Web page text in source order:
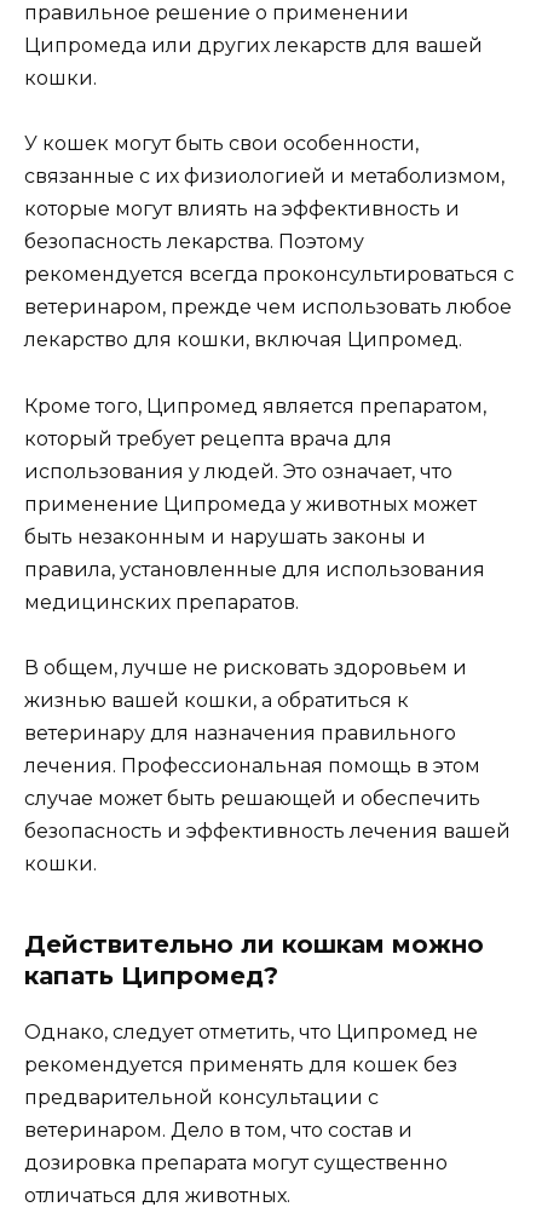
правильное решение о применении
Ципромеда или других лекарств для вашей
кошки.
У кошек могут быть свои особенности,
связанные с их физиологией и метаболизмом,
которые могут влиять на эффективность и
безопасность лекарства. Поэтому
рекомендуется всегда проконсультироваться с
ветеринаром, прежде чем использовать любое
лекарство для кошки, включая Ципромед.
Кроме того, Ципромед является препаратом,
который требует рецепта врача для
использования у людей. Это означает, что
применение Ципромеда у животных может
быть незаконным и нарушать законы и
правила, установленные для использования
медицинских препаратов.
В общем, лучше не рисковать здоровьем и
жизнью вашей кошки, а обратиться к
ветеринару для назначения правильного
лечения. Профессиональная помощь в этом
случае может быть решающей и обеспечить
безопасность и эффективность лечения вашей
кошки.
Действительно ли кошкам можно
капать Ципромед?
Однако, следует отметить, что Ципромед не
рекомендуется применять для кошек без
предварительной консультации с
ветеринаром. Дело в том, что состав и
дозировка препарата могут существенно
отличаться для животных.